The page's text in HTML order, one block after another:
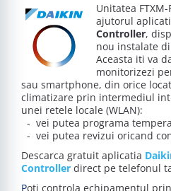
Unitatea
ajutorul
Controller,
nou instalate
Aceasta iti va
monitorizezi
sau smartphone, din orice
climatizare prin intermediul
unei retele locale (WLAN):
- vei putea programa
- vei putea revizui oricand
Descarca gratuit aplicatia
Controller direct pe telefonul
Poti controla echipamentul